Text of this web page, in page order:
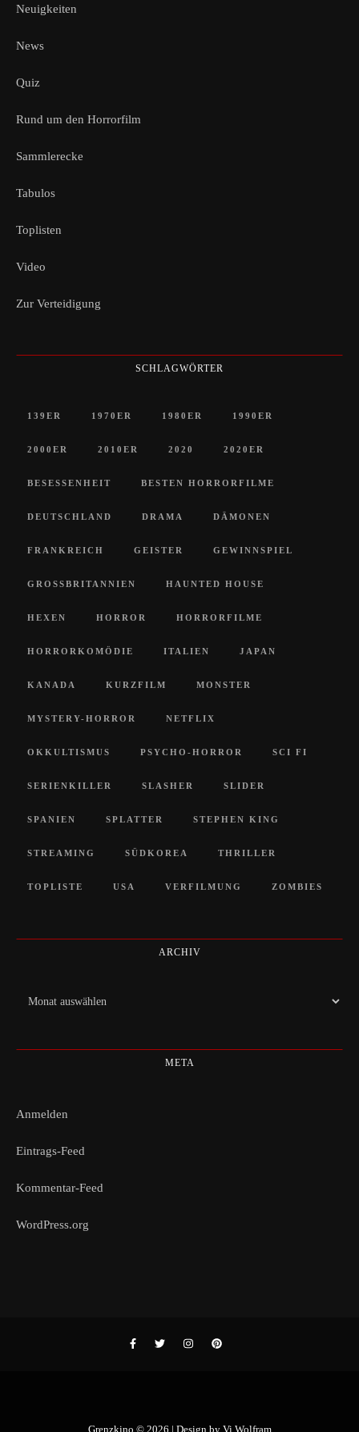
Neuigkeiten
News
Quiz
Rund um den Horrorfilm
Sammlerecke
Tabulos
Toplisten
Video
Zur Verteidigung
SCHLAGWÖRTER
139ER 1970ER 1980ER 1990ER
2000ER 2010ER 2020 2020ER
BESESSENHEIT BESTEN HORRORFILME
DEUTSCHLAND DRAMA DÄMONEN
FRANKREICH GEISTER GEWINNSPIEL
GROSSBRITANNIEN HAUNTED HOUSE
HEXEN HORROR HORRORFILME
HORRORKOMÖDIE ITALIEN JAPAN
KANADA KURZFILM MONSTER
MYSTERY-HORROR NETFLIX
OKKULTISMUS PSYCHO-HORROR SCI FI
SERIENKILLER SLASHER SLIDER
SPANIEN SPLATTER STEPHEN KING
STREAMING SÜDKOREA THRILLER
TOPLISTE USA VERFILMUNG ZOMBIES
ARCHIV
Archiv
META
Anmelden
Eintrags-Feed
Kommentar-Feed
WordPress.org
Grenzkino © 2026 | Design by Vi Wolfram